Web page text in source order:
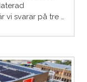
svarar på tre …